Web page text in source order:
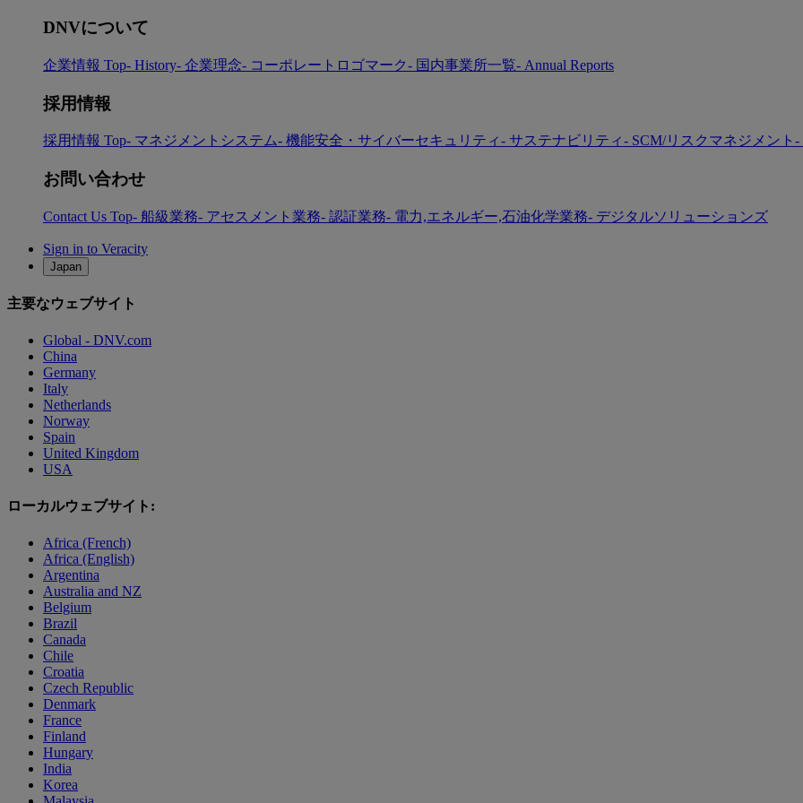
DNVについて
企業情報 Top- History- 企業理念- コーポレートロゴマーク- 国内事業所一覧- Annual Reports
採用情報
採用情報 Top- マネジメントシステム- 機能安全・サイバーセキュリティ- サステナビリティ- SCM/リスクマネジメント -
お問い合わせ
Contact Us Top- 船級業務- アセスメント業務- 認証業務- 電力,エネルギー,石油化学業務- デジタルソリューションズ
Sign in to Veracity
Japan
主要なウェブサイト
Global - DNV.com
China
Germany
Italy
Netherlands
Norway
Spain
United Kingdom
USA
ローカルウェブサイト:
Africa (French)
Africa (English)
Argentina
Australia and NZ
Belgium
Brazil
Canada
Chile
Croatia
Czech Republic
Denmark
France
Finland
Hungary
India
Korea